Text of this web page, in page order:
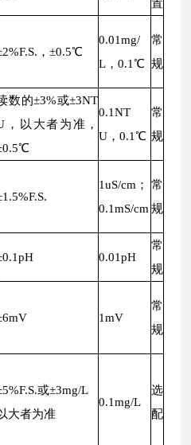
置
，±0.5℃
0.01mg/
L，0.1℃
常
规
数的±3%或±3NT
，以大者为准，
0.1NT
U，0.1℃
常
规
1uS/cm；
0.1mS/cm
常
规
0.01pH
常
规
1mV
常
规
或±3mg/L
大者为准
0.1mg/L
选
配